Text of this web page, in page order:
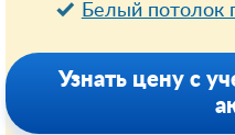
Белый потолок
Узнать цену с